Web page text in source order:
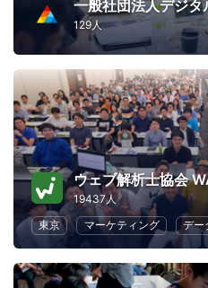
一般社団法人デジタ
129人
ウェブ解析士協会
19437人
東京
マーケティング デー